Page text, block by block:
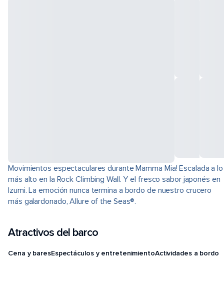
Movimientos espectaculares durante Mamma Mia! Escalada a lo
más alto en la Rock Climbing Wall. Y el fresco sabor japonés en
Izumi. La emoción nunca termina a bordo de nuestro crucero
más galardonado, Allure of the Seas®.
Atractivos del barco
Cena y baresEspectáculos y entretenimientoActividades a bordo